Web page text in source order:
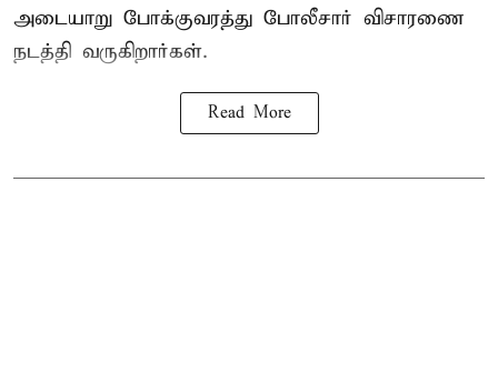
அடையாறு போக்குவரத்து போலீசார் விசாரணை
நடத்தி வருகிறார்கள்.
Read More